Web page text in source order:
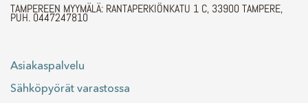
TAMPEREEN MYYMÄLÄ: RANTAPERKIÖNKATU 1 C, 33900 TAMPERE,
PUH. 0447247810
Asiakaspalvelu
Sähköpyörät varastossa